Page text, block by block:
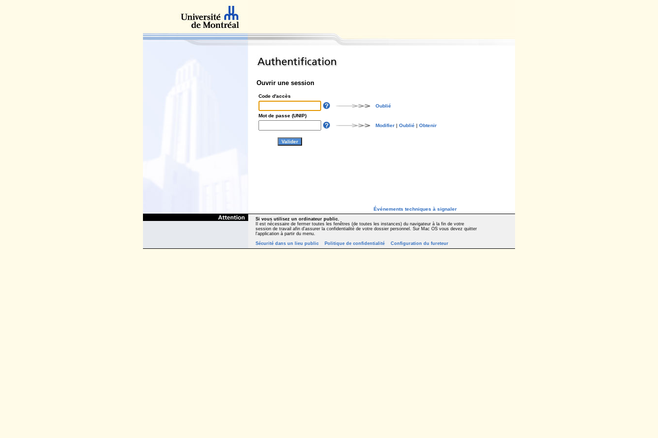
Ouvrir une session
Code d'accès
Oublié
Mot de passe (UNIP)
Modifier | Oublié | Obtenir
Événements techniques à signaler
Si vous utilisez un ordinateur public,
Il est nécessaire de fermer toutes les fenêtres (de toutes les instances) du navigateur à la fin de votre
session de travail afin d'assurer la confidentialité de votre dossier personnel. Sur Mac OS vous devez quitter
l'application à partir du menu.
Sécurité dans un lieu public
Politique de confidentialité Configuration du fureteur